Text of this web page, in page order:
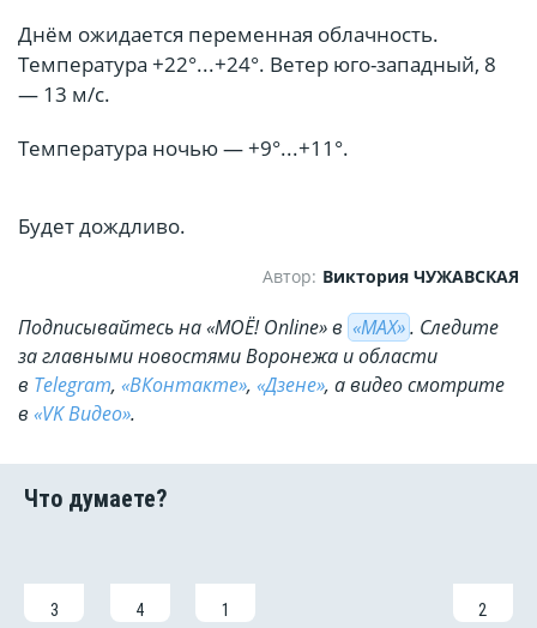
Днём ожидается переменная облачность.
Температура +22°...+24°. Ветер юго-западный, 8
— 13 м/с.
Температура ночью — +9°...+11°.
Будет дождливо.
Автор: Виктория ЧУЖАВСКАЯ
Подписывайтесь на «МОЁ! Online» в «МАХ». Cледите
за главными новостями Воронежа и области
в Telegram, «ВКонтакте», «Дзене», а видео смотрите
в «VK Видео».
3 4 1 2